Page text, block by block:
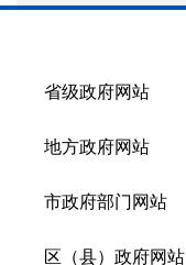
省级政府网站
地方政府网站
市政府部门网站
区（县）政府网站